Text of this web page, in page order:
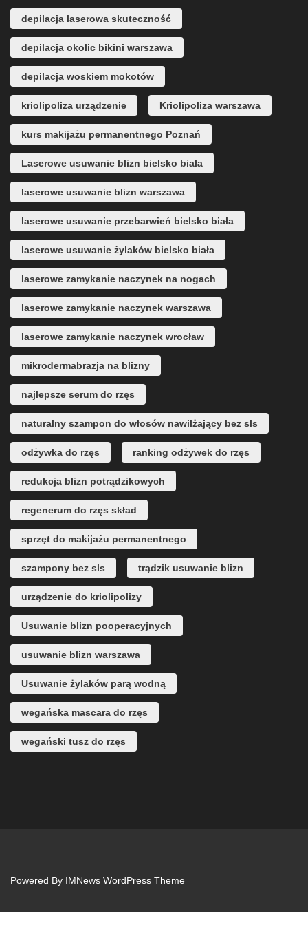
depilacja laserowa skuteczność
depilacja okolic bikini warszawa
depilacja woskiem mokotów
kriolipoliza urządzenie Kriolipoliza warszawa
kurs makijażu permanentnego Poznań
Laserowe usuwanie blizn bielsko biała
laserowe usuwanie blizn warszawa
laserowe usuwanie przebarwień bielsko biała
laserowe usuwanie żylaków bielsko biała
laserowe zamykanie naczynek na nogach
laserowe zamykanie naczynek warszawa
laserowe zamykanie naczynek wrocław
mikrodermabrazja na blizny
najlepsze serum do rzęs
naturalny szampon do włosów nawilżający bez sls
odżywka do rzęs ranking odżywek do rzęs
redukcja blizn potrądzikowych
regenerum do rzęs skład
sprzęt do makijażu permanentnego
szampony bez sls trądzik usuwanie blizn
urządzenie do kriolipolizy
Usuwanie blizn pooperacyjnych
usuwanie blizn warszawa
Usuwanie żylaków parą wodną
wegańska mascara do rzęs
wegański tusz do rzęs
Powered By IMNews WordPress Theme